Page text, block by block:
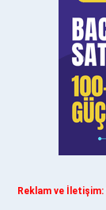
Reklam ve İletişim: